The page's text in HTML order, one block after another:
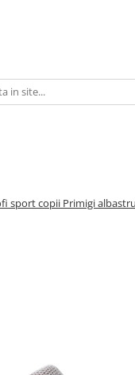
sport copii Primigi albastru